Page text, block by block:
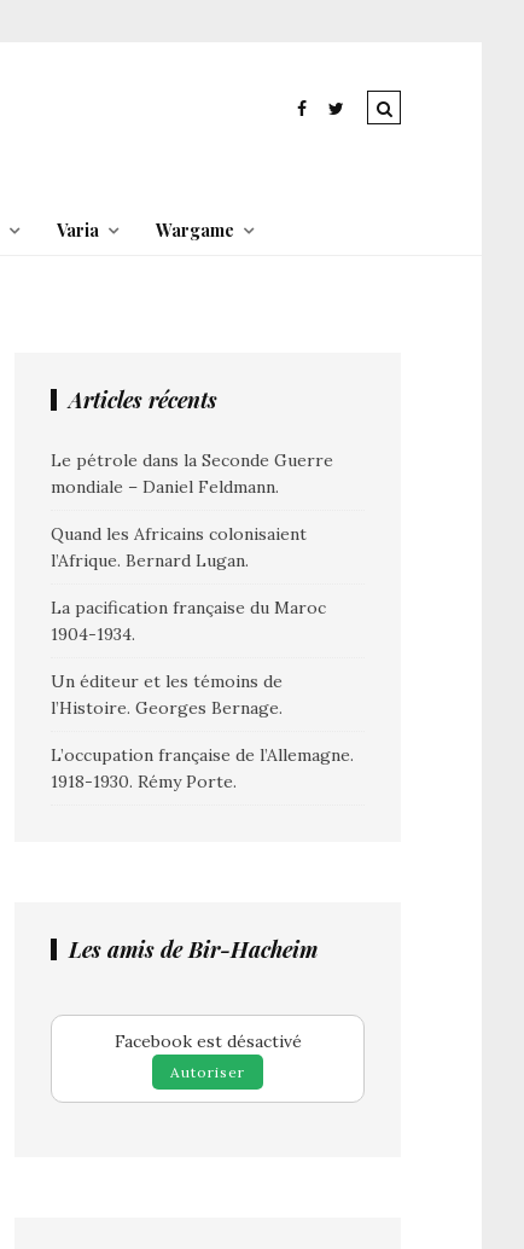
Varia Wargame
Articles récents
Le pétrole dans la Seconde Guerre
mondiale – Daniel Feldmann.
Quand les Africains colonisaient
l’Afrique. Bernard Lugan.
La pacification française du Maroc
1904-1934.
Un éditeur et les témoins de
l’Histoire. Georges Bernage.
L’occupation française de l’Allemagne.
1918-1930. Rémy Porte.
Les amis de Bir-Hacheim
Facebook est désactivé
Autoriser